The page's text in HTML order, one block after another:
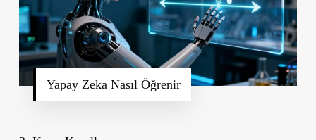
Yapay Zeka Nasıl Öğrenir